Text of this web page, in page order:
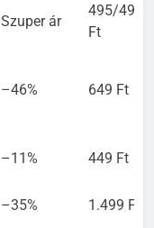
Szuper ár
495/499
Ft
–46% 649 Ft
–11% 449 Ft
–35% 1.499 Ft